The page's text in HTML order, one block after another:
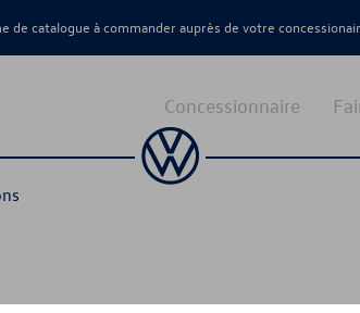
catalogue à commander auprès de votre
Concessionnaire